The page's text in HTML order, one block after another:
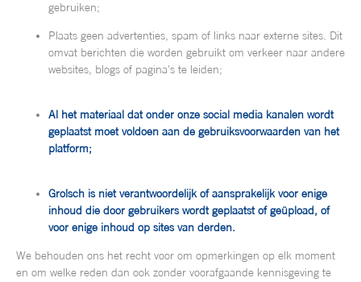
gebruiken;
Plaats geen advertenties, spam of links naar externe sites. Dit
omvat berichten die worden gebruikt om verkeer naar andere
websites, blogs of pagina's te leiden;
Al het materiaal dat onder onze social media kanalen wordt
geplaatst moet voldoen aan de gebruiksvoorwaarden van het
platform;
Grolsch is niet verantwoordelijk of aansprakelijk voor enige
inhoud die door gebruikers wordt geplaatst of geüpload, of
voor enige inhoud op sites van derden.
We behouden ons het recht voor om opmerkingen op elk moment
en om welke reden dan ook zonder voorafgaande kennisgeving te